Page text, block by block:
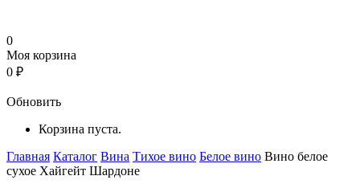
0
Моя корзина
0 ₽
Обновить
Корзина пуста.
Главная Каталог Вина Тихое вино Белое вино Вино белое
сухое Хайгейт Шардоне